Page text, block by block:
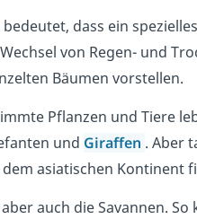
bedeutet, dass ein
von Regen- und
Bäumen vorstellen.
Pflanzen und Tiere
und Giraffen . Aber
asiatischen Kontinent
auch die Savannen.